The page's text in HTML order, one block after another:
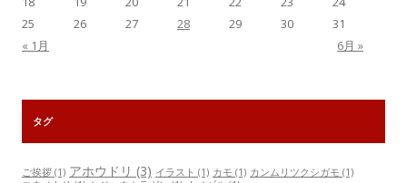
25
26 27 28 29 30
31
« 1月
6月 »
タグ
ご挨拶 (1) アホウドリ (3) イラスト (1) カモ (1) カンムリツクシガモ (1)